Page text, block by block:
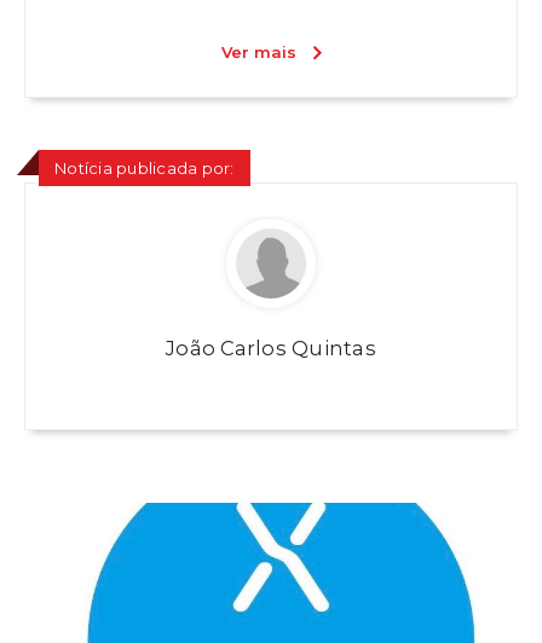
Ver mais
Notícia publicada por:
João Carlos Quintas